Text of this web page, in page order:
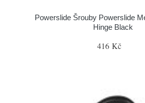
Powerslide Šrouby Powerslide
Hinge Black
416 Kč